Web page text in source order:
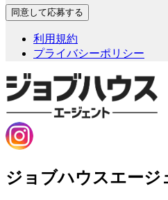
利用規約
プライバシーポリシー
ジョブハウスエージ